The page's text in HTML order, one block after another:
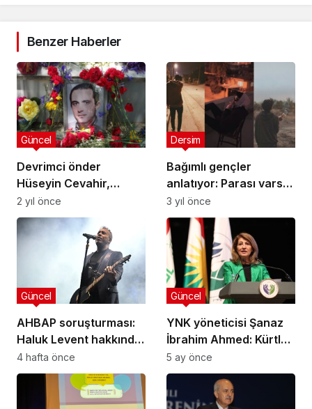
Benzer Haberler
Devrimci önder
Hüseyin Cevahir,
Dersim’de anıldı: 53 yıl
önce bugün
katledilmişti
Güncel
2 yıl önce
Bağımlı gençler
anlatıyor: Parası varsa
ilkokul çocuğu bile
uyuşturucu bulabilir
Dersim
3 yıl önce
AHBAP soruşturması:
Haluk Levent hakkında
gözaltına alındı
Güncel
4 hafta önce
YNK yöneticisi Şanaz
İbrahim Ahmed: Kürtleri
rahat bırakın, biz kiralık
silahlar değiliz
Güncel
5 ay önce